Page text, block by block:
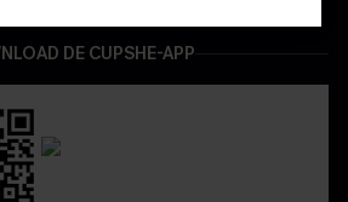
DE CUPSHE-APP